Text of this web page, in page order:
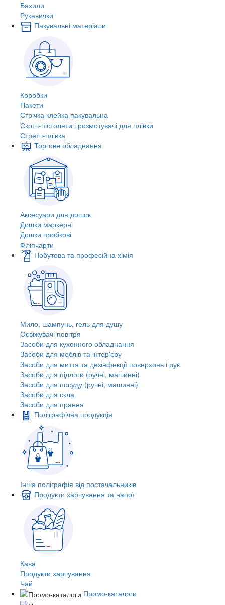
Бахили
Рукавички
Пакувальні матеріали
Коробки
Пакети
Стрічка клейка пакувальна
Скотч-пістолети і розмотувачі для плівки
Стретч-плівка
Торгове обладнання
Аксесуари для дошок
Дошки маркерні
Дошки пробкові
Фліпчарти
Побутова та професійна хімія
Мило, шампунь, гель для душу
Освіжувачі повітря
Засоби для кухонного обладнання
Засоби для меблів та інтер'єру
Засоби для миття та дезінфекції поверхонь і рук
Засоби для підлоги (ручні, машинні)
Засоби для посуду (ручні, машинні)
Засоби для скла
Засоби для прання
Поліграфічна продукція
Інша поліграфія від постачальників
Продукти харчування та напої
Кава
Продукти харчування
Чай
Промо-каталоги